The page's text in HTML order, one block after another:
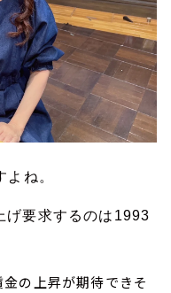
よね。
げ要求するのは1993
金の上昇が期待できそ